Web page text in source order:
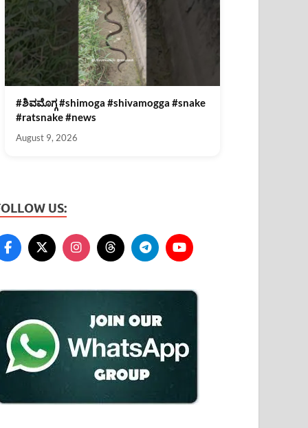
#ಶಿವಮೊಗ್ಗ #shimoga #shivamogga #snake
#ratsnake #news
August 9, 2026
US: